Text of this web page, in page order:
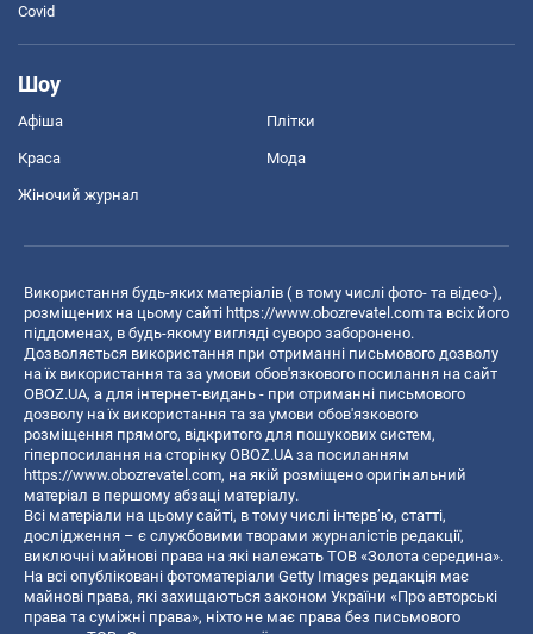
Covid
Шоу
Афіша Плітки
Краса Мода
Жіночий журнал
Використання будь-яких матеріалів ( в тому числі фото- та відео-),
розміщених на цьому сайті https://www.obozrevatel.com та всіх його
піддоменах, в будь-якому вигляді суворо заборонено.
Дозволяється використання при отриманні письмового дозволу
на їх використання та за умови обов'язкового посилання на сайт
OBOZ.UA, а для інтернет-видань - при отриманні письмового
дозволу на їх використання та за умови обов'язкового
розміщення прямого, відкритого для пошукових систем,
гіперпосилання на сторінку OBOZ.UA за посиланням
https://www.obozrevatel.com, на якій розміщено оригінальний
матеріал в першому абзаці матеріалу.
Всі матеріали на цьому сайті, в тому числі інтерв’ю, статті,
дослідження – є службовими творами журналістів редакції,
виключні майнові права на які належать ТОВ «Золота середина».
На всі опубліковані фотоматеріали Getty Images редакція має
майнові права, які захищаються законом України «Про авторські
права та суміжні права», ніхто не має права без письмового